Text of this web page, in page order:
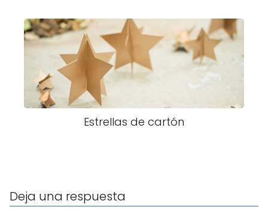
Estrellas de cartón
Deja una respuesta